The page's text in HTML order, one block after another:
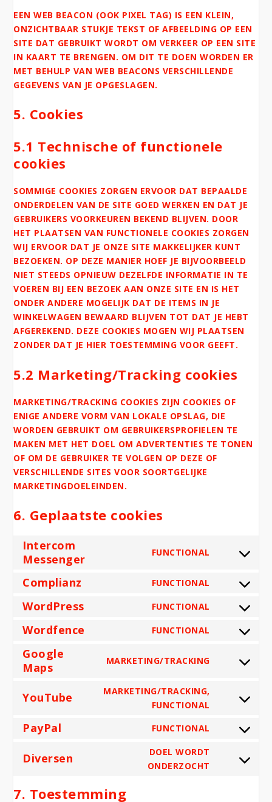
EEN WEB BEACON (OOK PIXEL TAG) IS EEN KLEIN,
ONZICHTBAAR STUKJE TEKST OF AFBEELDING OP EEN
SITE DAT GEBRUIKT WORDT OM VERKEER OP EEN SITE
IN KAART TE BRENGEN. OM DIT TE DOEN WORDEN ER
MET BEHULP VAN WEB BEACONS VERSCHILLENDE
GEGEVENS VAN JE OPGESLAGEN.
5. Cookies
5.1 Technische of functionele
cookies
SOMMIGE COOKIES ZORGEN ERVOOR DAT BEPAALDE
ONDERDELEN VAN DE SITE GOED WERKEN EN DAT JE
GEBRUIKERS VOORKEUREN BEKEND BLIJVEN. DOOR
HET PLAATSEN VAN FUNCTIONELE COOKIES ZORGEN
WIJ ERVOOR DAT JE ONZE SITE MAKKELIJKER KUNT
BEZOEKEN. OP DEZE MANIER HOEF JE BIJVOORBEELD
NIET STEEDS OPNIEUW DEZELFDE INFORMATIE IN TE
VOEREN BIJ EEN BEZOEK AAN ONZE SITE EN IS HET
ONDER ANDERE MOGELIJK DAT DE ITEMS IN JE
WINKELWAGEN BEWAARD BLIJVEN TOT DAT JE HEBT
AFGEREKEND. DEZE COOKIES MOGEN WIJ PLAATSEN
ZONDER DAT JE HIER TOESTEMMING VOOR GEEFT.
5.2 Marketing/Tracking cookies
MARKETING/TRACKING COOKIES ZIJN COOKIES OF
ENIGE ANDERE VORM VAN LOKALE OPSLAG, DIE
WORDEN GEBRUIKT OM GEBRUIKERSPROFIELEN TE
MAKEN MET HET DOEL OM ADVERTENTIES TE TONEN
OF OM DE GEBRUIKER TE VOLGEN OP DEZE OF
VERSCHILLENDE SITES VOOR SOORTGELIJKE
MARKETINGDOELEINDEN.
6. Geplaatste cookies
Intercom
Messenger
FUNCTIONAL CONSENT
INTERCOM-
MESSENGER
Complianz FUNCTIONAL CONSENT
SERVICE
COMPLIANZ
WordPress FUNCTIONAL CONSENT
SERVICE
Wordfence FUNCTIONAL CONSENT
Google
Maps
MARKETING/TRACKING CONSENT
MAPS
YouTube
MARKETING/TRACKING,
FUNCTIONAL
CONSENT
YOUTUBE
PayPal FUNCTIONAL CONSENT
PAYPAL
Diversen
DOEL WORDT
ONDERZOCHT
CONSENT
7. Toestemming